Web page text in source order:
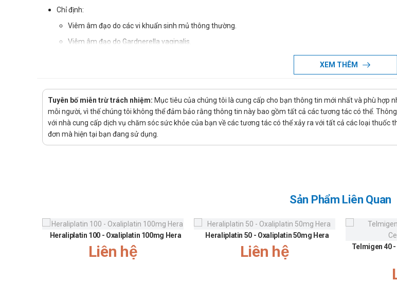
Chỉ định:
Viêm âm đạo do các vi khuẩn sinh mủ thông thường.
Viêm âm đạo do Gardnerella vaginalis.
Viêm âm đạo do nhiễm đồng thời Trichomonas và nấm men.
Viêm âm đạo do các tác nhân phối hợp.
Hướng dẫn sử dụng Neonan-Meyer
Không dùng cho người mẫn cảm với bất cứ thành phần nào của sản phẩm
Lưu ý khi sử dụng Neonan-Meyer
Dùng cho phụ nữ có thai và cho con bú: Thận trọng khi sử dụng cho phụ nữ mang thai và cho con bú.
XEM THÊM
Tuyên bố miễn trừ trách nhiệm: Mục tiêu của chúng tôi là cung cấp cho bạn thông tin mới nhất và phù hợp
mỗi người, vì thế chúng tôi không thể đảm bảo rằng thông tin này bao gồm tất cả các tương tác có thể.
với nhà cung cấp dịch vụ chăm sóc sức khỏe của bạn về các tương tác có thể xảy ra với tất cả các loại
đơn mà hiện tại bạn đang sử dụng.
Sản Phẩm Liên Quan
Heraliplatin 100 - Oxaliplatin 100mg Hera
Liên hệ
Heraliplatin 50 - Oxaliplatin 50mg Hera
Liên hệ
Telmigen 40